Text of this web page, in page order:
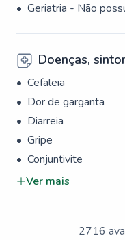
Geriatria - Não
Doenças,
Cefaleia
Dor de garganta
Diarreia
Gripe
Conjuntivite
Ver mais
2716